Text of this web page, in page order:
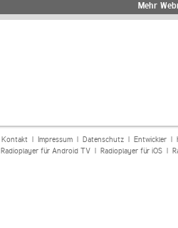
Mehr
Kontakt| Impressum| Datenschutz| Entwickler|
Radioplayer für Android TV| Radioplayer für iOS|